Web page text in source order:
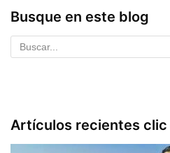
Busque en este blog
Artículos recientes